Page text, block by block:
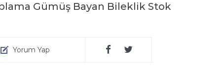
Gümüş Bayan Bileklik Stok
Yorum Yap